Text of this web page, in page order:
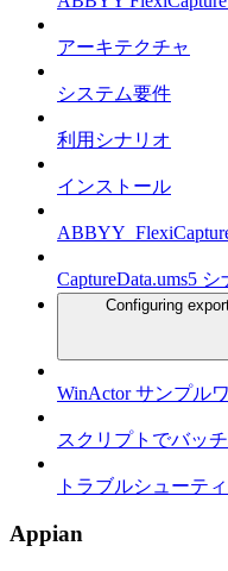
アーキテクチャ
システム要件
利用シナリオ
インストール
CaptureData.ums5
Configuring
WinActor サンプル
スクリプトでバッ
トラブルシューテ
Appian